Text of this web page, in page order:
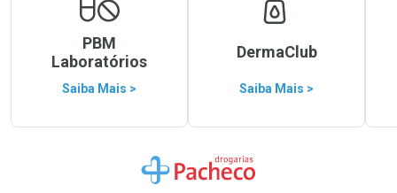
PBM
Laboratórios
Saiba Mais >
DermaClub
Saiba Mais >
Ir para a Home